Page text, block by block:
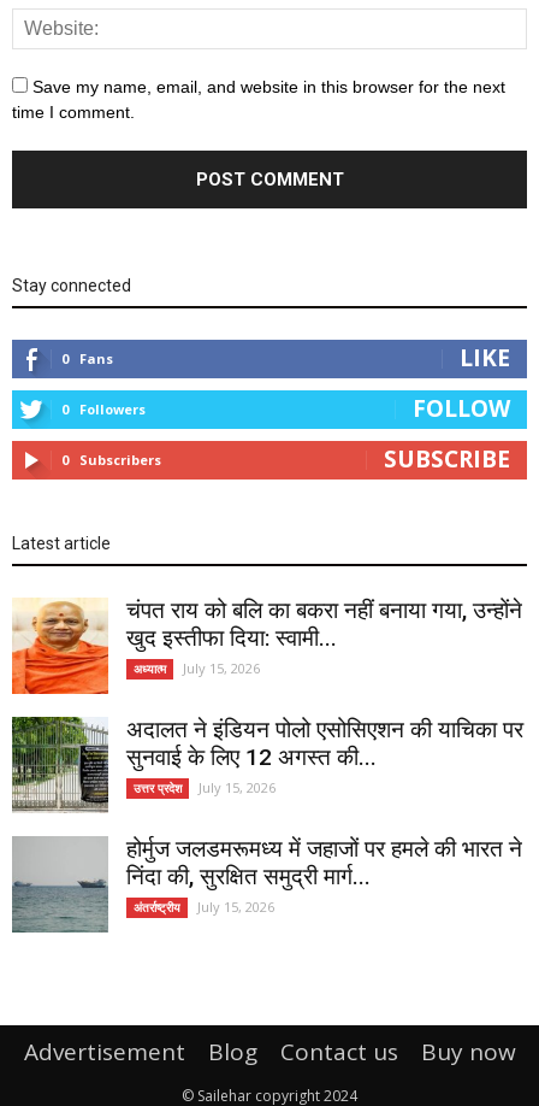
Save my name, email, and website in this browser for the next
time I comment.
Stay connected
0 Fans LIKE
0 Followers FOLLOW
0 Subscribers SUBSCRIBE
Latest article
चंपत राय को बलि का बकरा नहीं बनाया गया, उन्होंने
खुद इस्तीफा दिया: स्वामी...
अध्यात्म July 15, 2026
अदालत ने इंडियन पोलो एसोसिएशन की याचिका पर
सुनवाई के लिए 12 अगस्त की...
उत्तर प्रदेश July 15, 2026
होर्मुज जलडमरूमध्य में जहाजों पर हमले की भारत ने
निंदा की, सुरक्षित समुद्री मार्ग...
अंतर्राष्ट्रीय July 15, 2026
Advertisement Blog Contact us Buy now
© Sailehar copyright 2024